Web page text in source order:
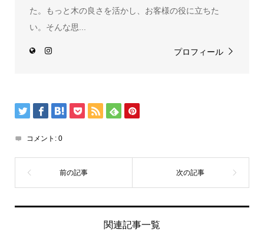
た。もっと木の良さを活かし、お客様の役に立ちた
い。そんな思...
プロフィール
コメント: 0
関連記事一覧